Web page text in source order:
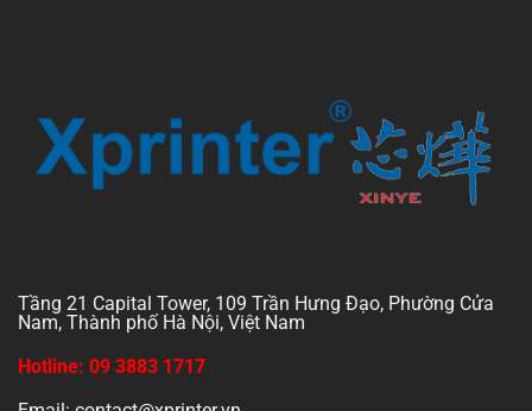
Tầng 21 Capital Tower, 109 Trần Hưng Đạo, Phường Cửa
Nam, Thành phố Hà Nội, Việt Nam
Hotline: 09 3883 1717